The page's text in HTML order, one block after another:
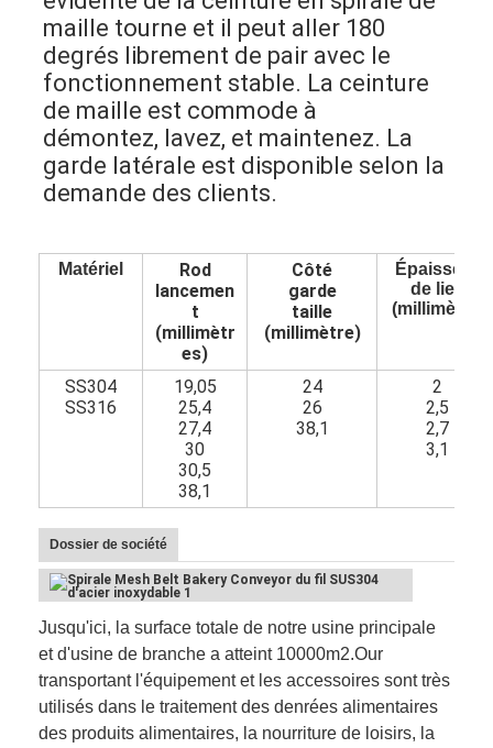
Aperçu
Produits
maille tourne et il peut aller 180
degrés librement de pair avec le
fonctionnement stable. La ceinture
de maille est commode à
démontez, lavez, et maintenez. La
garde latérale est disponible selon la
demande des clients.
Matériel
Rod
lancemen
t
(millimètr
es)
Côté
garde
taille
(millimètre)
Épaisseur
de lien
(millimètre)
SS304
SS316
19,05
25,4
27,4
30
30,5
38,1
24
26
38,1
2
2,5
2,7
3,1
Dossier de société
Jusqu'ici, la surface totale de notre usine principale
et d'usine de branche a atteint 10000m2.Our
transportant l'équipement et les accessoires sont très
utilisés dans le traitement des denrées alimentaires
des produits alimentaires, la nourriture de loisirs, la